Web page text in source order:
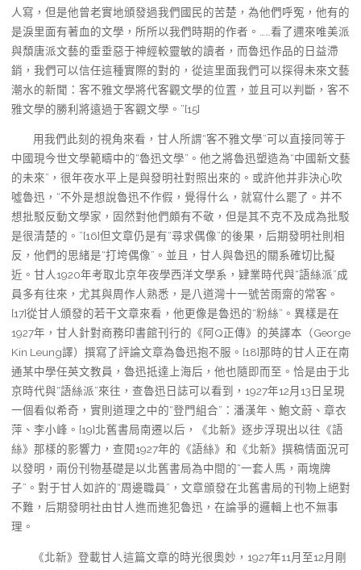
人寫，但是他曾老實地頒發過我們國民的苦楚，為他們呼冤，他有的
是淚里面有著血的文學，所所以我們時期的作者。……看了邇來唯美派
與頹唐派文藝的垂垂惡于神經較靈敏的讀者，而魯迅作品的日益滯
銷，我們可以信任這種實際的對的，從這里面我們可以探得未來文藝
潮水的新聞：客不雅文學將代客觀文學的位置，並且可以判斷，客不
雅文學的勝利將遠過于客觀文學。”[15]
用我們此刻的視角來看，甘人所謂“客不雅文學”可以直接同等于
中國現今世文學範疇中的“魯迅文學”。他之將魯迅塑造為“中國新文藝
的未來”，很年夜水平上是與發明社對照出來的。或許他并非決心吹
噓魯迅，“不外是想說魯迅不作假，覺得什么，就寫什么罷了。并不
想批駁反動文學家，固然對他們頗有不敬，但是其不克不及成為批駁
是很清楚的。”[16]但文章仍是有“尋求偶像”的後果，后期發明社則相
反，他們的思緒是“打垮偶像”。並且，甘人與魯迅的關系確切比擬
近。甘人1920年考取北京年夜學西洋文學系，肄業時代與“語絲派”成
員多有往來，尤其與周作人熟悉，是八道灣十一號苦雨齋的常客。
[17]從甘人頒發的若干文章來看，他更像是魯迅的“粉絲”。異樣是在
1927年，甘人針對商務印書館刊行的《阿Q正傳》的英譯本（George
Kin Leung譯）撰寫了評論文章為魯迅抱不服。[18]那時的甘人正在南
通某中學任英文教員，魯迅抵達上海后，他也隨即而至。恰是由于北
京時代與“語絲派”來往，查魯迅日誌可以看到，1927年12月13日呈現
一個看似希奇，實則道理之中的“登門組合”：潘漢年、鮑文蔚、章衣
萍、李小峰。[19]北舊書局南遷以后，《北新》逐步浮現出以往《語
絲》那樣的影響力，查閱1927年的《語絲》和《北新》撰稿情面況可
以發明，兩份刊物基礎是以北舊書局為中間的“一套人馬，兩塊牌
子”。對于甘人如許的“周邊職員”，文章頒發在北舊書局的刊物上絕對
不難，后期發明社由甘人進而進犯魯迅，在論爭的邏輯上也不無事
理。
《北新》登載甘人這篇文章的時光很奧妙，1927年11月至12月剛